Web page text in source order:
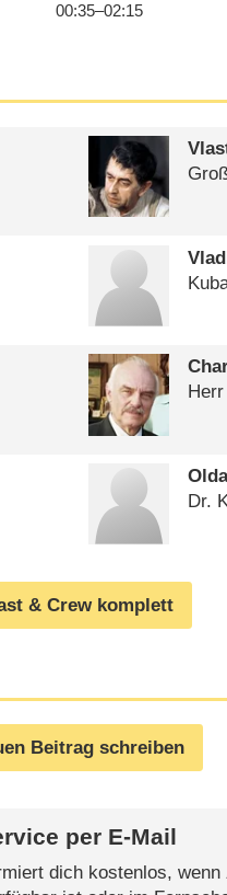
00:35–02:15
Dr.
& Crew komplett
Beitrag schreiben
per E-Mail
dich kostenlos, wenn